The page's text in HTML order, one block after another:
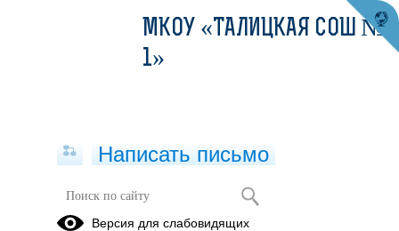
ЛОЛ 2025
МКОУ «ТАЛИЦКАЯ СОШ №
1»
Написать письмо
Версия для слабовидящих